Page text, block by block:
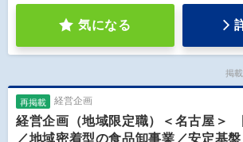
気になる
掲
再掲載 経営企画
経営企画（地域限定職）＜名古屋＞
／地域密着型の食品卸事業／安定基盤